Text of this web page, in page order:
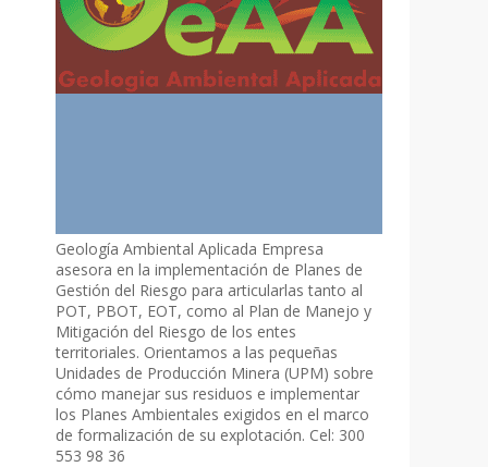
Geología Ambiental Aplicada Empresa
asesora en la implementación de Planes de
Gestión del Riesgo para articularlas tanto al
POT, PBOT, EOT, como al Plan de Manejo y
Mitigación del Riesgo de los entes
territoriales. Orientamos a las pequeñas
Unidades de Producción Minera (UPM) sobre
cómo manejar sus residuos e implementar
los Planes Ambientales exigidos en el marco
de formalización de su explotación. Cel: 300
553 98 36